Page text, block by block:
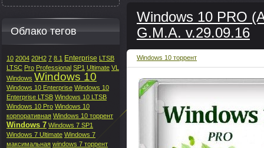
Windows 10 PRO
G.M.A. v.29.09.16
Windows 10 торрент
Облако тегов
10 2004 20H2 7 8.1 Enterprise LTSB
LTSC Pro Professional SP1 Ultimate VL
Windows Windows 10
Windows 10 Enterprise Windows 10
Enterprise LTSB Windows 10 LTSB
Windows 10 Pro Windows 10
корпоративная Windows 10 торрент
Windows 7 Windows 7 SP1
Windows 7 Ultimate Windows 7
максимальная windows 7 торрент